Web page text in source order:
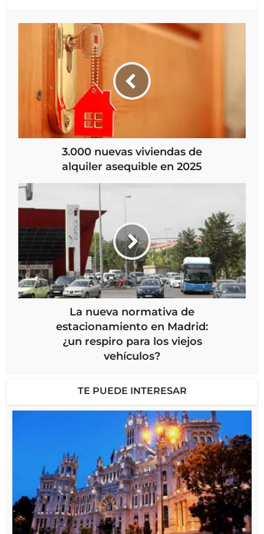
3.000 nuevas viviendas de
alquiler asequible en 2025
La nueva normativa de
estacionamiento en Madrid:
¿un respiro para los viejos
vehículos?
TE PUEDE INTERESAR